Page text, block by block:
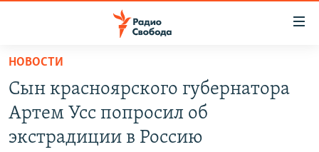
упрощенного
доступа
Вернуться
основному
ПОДКАСТЫ
АВТОРСКИЕ ПРОЕКТЫ
НОВОСТИ
Сын красноярского губернатора
Артем Усс попросил об
экстрадиции в Россию